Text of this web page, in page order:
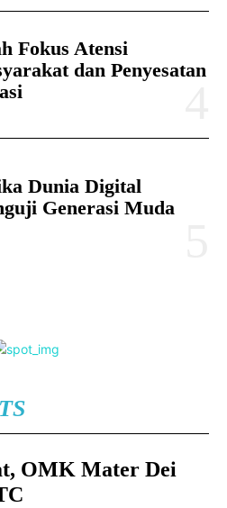
Fokus Atensi
dan Penyesatan
Dunia Digital
Generasi Muda
OMK Mater Dei